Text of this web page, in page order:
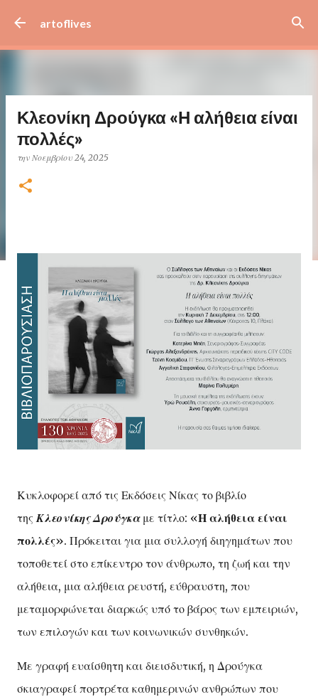
artoflives
Κλεονίκη Δρούγκα «Η αλήθεια είναι
πολλές»
την Νοεμβρίου 24, 2025
Κυκλοφορεί από τις Εκδόσεις Νίκας το βιβλίο
τηςΚλεονίκης Δρούγκαμε τίτλο: «Η αλήθεια είναι
πολλές». Πρόκειται για μια συλλογή διηγημάτων που
τοποθετεί στο επίκεντρο τον άνθρωπο, τη ζωή και την
αλήθεια, μια αλήθεια ρευστή, εύθραυστη, που
μεταμορφώνεται διαρκώς υπό το βάρος των εμπειριών,
των επιλογών και των κοινωνικών συνθηκών.
Με γραφή ευαίσθητη και διεισδυτική, η Δρούγκα
σκιαγραφεί πορτρέτα καθημερινών ανθρώπων που